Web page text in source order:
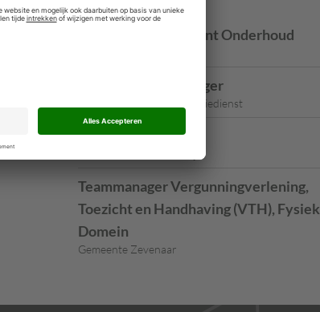
organisatieadvies
Contractmanagement Onderhoud
Operationeel Manager
Immigratie- en Naturalisatiedienst
Data-analist
Teammanager Vergunningverlening,
Toezicht en Handhaving (VTH), Fysiek
Domein
Gemeente Zevenaar